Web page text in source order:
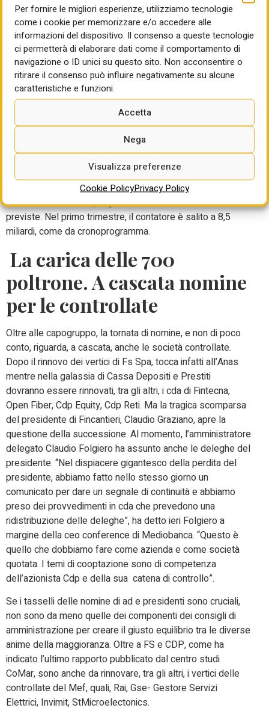
Per fornire le migliori esperienze, utilizziamo tecnologie
come i cookie per memorizzare e/o accedere alle
informazioni del dispositivo. Il consenso a queste tecnologie
ci permetterà di elaborare dati come il comportamento di
navigazione o ID unici su questo sito. Non acconsentire o
ritirare il consenso può influire negativamente su alcune
caratteristiche e funzioni.
Accetta
Nega
Visualizza preferenze
Cookie PolicyPrivacy Policy
Paolo Bracco. Ma spunta anche il nome di Teo Luzi, attuale
comandante generale dell’Arma dei Carabinieri. Nei mesi
scorsi era circolato anche il nome del Ragioniere generale
dello Stato, Biagio Mazzotta, allora coinvolto nelle recenti
polemiche per la presunta mancata previsione del ‘buco’
provocato dal Superbonus nei conti pubblici. Ma ora non
sembra più menzionato nel ‘toto nomine’. Come per Cdp, il
nuovo vertice è chiamato, tra le altre, alla grande sfida
dell’attuazione del Pnrr. Nel 2023, gli investimenti hanno
raggiunto il picco storico di 16 miliardi. Un imponente flusso
di cassa alimentato dai fondi del Piano, che vede il il
gruppo come principale beneficiario di oltre 26 miliardi
assegnati. Circa 8 miliardi sono stati effettivamente spesi
entro la fine dell’anno, coprendo il 30% delle risorse
previste. Nel primo trimestre, il contatore è salito a 8,5
miliardi, come da cronoprogramma.
La carica delle 700
poltrone. A cascata nomine
per le controllate
Oltre alle capogruppo, la tornata di nomine, e non di poco
conto, riguarda, a cascata, anche le società controllate.
Dopo il rinnovo dei vertici di Fs Spa, tocca infatti all’Anas
mentre nella galassia di Cassa Depositi e Prestiti
dovranno essere rinnovati, tra gli altri, i cda di Fintecna,
Open Fiber, Cdp Equity, Cdp Reti. Ma la tragica scomparsa
del presidente di Fincantieri, Claudio Graziano, apre la
questione della successione. Al momento, l’amministratore
delegato Claudio Folgiero ha assunto anche le deleghe del
presidente. “Nel dispiacere gigantesco della perdita del
presidente, abbiamo fatto nello stesso giorno un
comunicato per dare un segnale di continuità e abbiamo
preso dei provvedimenti in cda che prevedono una
ridistribuzione delle deleghe”, ha detto ieri Folgiero a
margine della ceo conference di Mediobanca. “Questo è
quello che dobbiamo fare come azienda e come società
quotata. I temi di cooptazione sono di competenza
dell’azionista Cdp e della sua catena di controllo”.
Se i tasselli delle nomine di ad e presidenti sono cruciali,
non sono da meno quelle dei componenti dei consigli di
amministrazione per creare il giusto equilibrio tra le diverse
anime della maggioranza. Oltre a FS e CDP, come ha
indicato l’ultimo rapporto pubblicato dal centro studi
CoMar, sono anche da rinnovare, tra gli altri, i vertici delle
controllate del Mef, quali, Rai, Gse- Gestore Servizi
Elettrici, Invimit, StMicroelectonics.